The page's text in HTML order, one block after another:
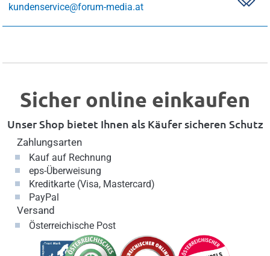
kundenservice@forum-media.at
Sicher online einkaufen
Unser Shop bietet Ihnen als Käufer sicheren Schutz
Zahlungsarten
Kauf auf Rechnung
eps-Überweisung
Kreditkarte (Visa, Mastercard)
PayPal
Versand
Österreichische Post